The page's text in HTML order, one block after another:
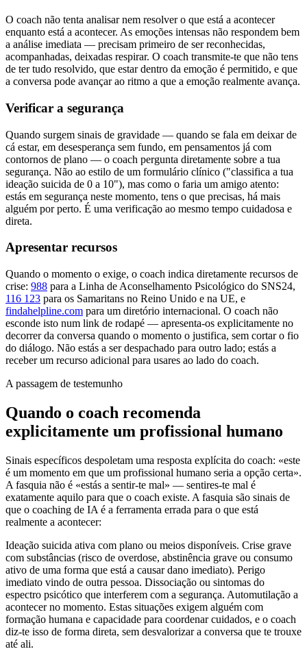
O coach não tenta analisar nem resolver o que está a acontecer
enquanto está a acontecer. As emoções intensas não respondem bem
a análise imediata — precisam primeiro de ser reconhecidas,
acompanhadas, deixadas respirar. O coach transmite-te que não tens
de ter tudo resolvido, que estar dentro da emoção é permitido, e que
a conversa pode avançar ao ritmo a que a emoção realmente avança.
Verificar a segurança
Quando surgem sinais de gravidade — quando se fala em deixar de
cá estar, em desesperança sem fundo, em pensamentos já com
contornos de plano — o coach pergunta diretamente sobre a tua
segurança. Não ao estilo de um formulário clínico ("classifica a tua
ideação suicida de 0 a 10"), mas como o faria um amigo atento:
estás em segurança neste momento, tens o que precisas, há mais
alguém por perto. É uma verificação ao mesmo tempo cuidadosa e
direta.
Apresentar recursos
Quando o momento o exige, o coach indica diretamente recursos de
crise: 988 para a Linha de Aconselhamento Psicológico do SNS24,
116 123 para os Samaritans no Reino Unido e na UE, e
findahelpline.com para um diretório internacional. O coach não
esconde isto num link de rodapé — apresenta-os explicitamente no
decorrer da conversa quando o momento o justifica, sem cortar o fio
do diálogo. Não estás a ser despachado para outro lado; estás a
receber um recurso adicional para usares ao lado do coach.
A passagem de testemunho
Quando o coach recomenda
explicitamente um profissional humano
Sinais específicos despoletam uma resposta explícita do coach: «este
é um momento em que um profissional humano seria a opção certa».
A fasquia não é «estás a sentir-te mal» — sentires-te mal é
exatamente aquilo para que o coach existe. A fasquia são sinais de
que o coaching de IA é a ferramenta errada para o que está
realmente a acontecer:
Ideação suicida ativa com plano ou meios disponíveis. Crise grave
com substâncias (risco de overdose, abstinência grave ou consumo
ativo de uma forma que está a causar dano imediato). Perigo
imediato vindo de outra pessoa. Dissociação ou sintomas do
espectro psicótico que interferem com a segurança. Automutilação a
acontecer no momento. Estas situações exigem alguém com
formação humana e capacidade para coordenar cuidados, e o coach
diz-te isso de forma direta, sem desvalorizar a conversa que te trouxe
até ali.